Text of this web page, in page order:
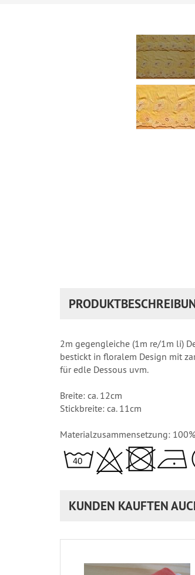
2m gegengleiche (1m re/1m li)
bestickt in floralem Design mit
für edle Dessous uvm.
Breite: ca. 12cm
Stickbreite: ca. 11cm
Materialzusammensetzung:
KUNDEN KAUFTEN